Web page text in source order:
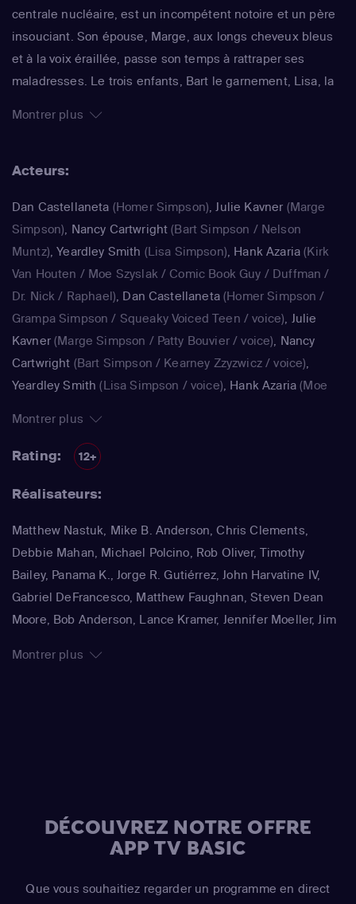
centrale nucléaire, est un incompétent notoire et un père
insouciant. Son épouse, Marge, aux longs cheveux bleus
et à la voix éraillée, passe son temps à rattraper ses
maladresses. Le trois enfants, Bart le garnement, Lisa, la
rendent joyeux et animé le quotidien de ce foyer. La série
saison, est régulièrement récompensée aux Emmy Awards
Montrer plus
Acteurs:
Dan Castellaneta (Homer Simpson),Julie Kavner (Marge
Simpson), Nancy Cartwright (Bart Simpson / Nelson
Muntz),Yeardley Smith (Lisa Simpson), Hank Azaria (Kirk
Van Houten / Moe Szyslak / Comic Book Guy / Duffman /
Dr. Nick / Raphael), Dan Castellaneta(Homer Simpson /
Grampa Simpson / Squeaky Voiced Teen / voice), Julie
Kavner(Marge Simpson / Patty Bouvier / voice), Nancy
Cartwright (Bart Simpson / Kearney Zzyzwicz / voice),
Yeardley Smith (Lisa Simpson / voice), Hank Azaria (Moe
Lawyer / Lifeguard / Very Tall Man / voice)
Castellaneta(Homer Simpson / Kodos)
(Bart Simpson)
Houten / Clancy Wiggum / Snake Jailbird / Maximilian von
(Marge Simpson / Patty Bouvier / Selma
Bouvier)
Nancy Cartwright
(Cletus Spuckler / Kirk Van
Comic Book Guy)
Montrer plus
Rating: 12+
Réalisateurs:
Matthew Nastuk, Mike B. Anderson, Chris Clements,
Debbie Mahan, Michael Polcino, Rob Oliver, Timothy
Bailey, Panama K., Jorge R. Gutiérrez, John Harvatine IV,
Gabriel DeFrancesco, Matthew Faughnan, Steven Dean
Moore, Bob Anderson, Lance Kramer, Jennifer Moeller, Jim
Montrer plus
DÉCOUVREZ NOTRE OFFRE
APP TV BASIC
Que vous souhaitiez regarder un programme en direct